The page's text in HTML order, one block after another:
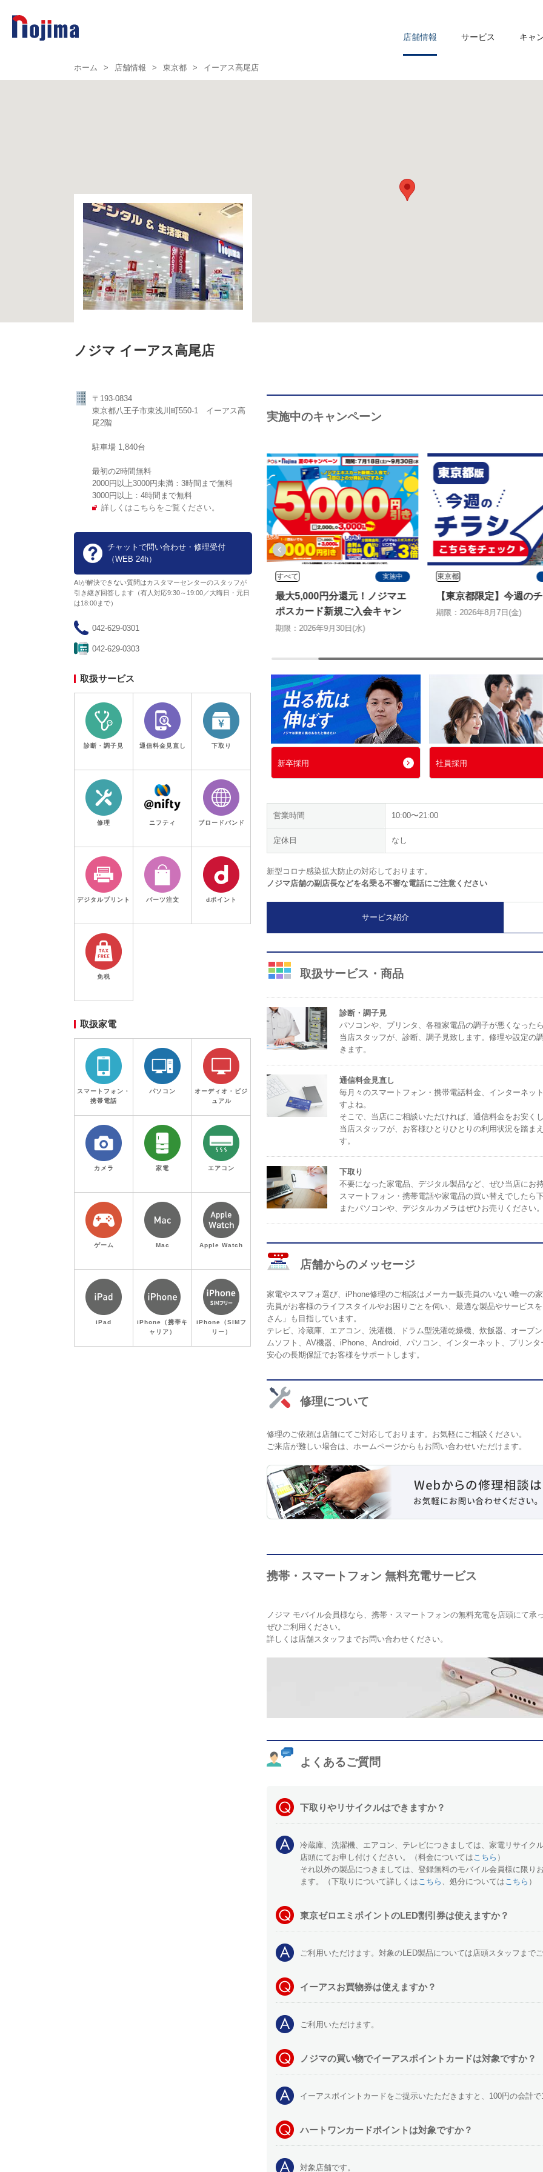
店舗情報 サービス キャ
ホーム > 店舗情報 > 東京都 > イーアス高尾店
ノジマ イーアス高尾店
〒193-0834
東京都八王子市東浅川町550-1 イーアス高
尾2階
駐車場 1,840台
最初の2時間無料
2000円以上3000円未満：3時間まで無料
3000円以上：4時間まで無料
詳しくはこちらをご覧ください。
チャットで問い合わせ・修理受付
（WEB 24h）
AIが解決できない質問はカスタマーセンターのスタッフが
引き継ぎ回答します（有人対応9:30～19:00／大晦日・元日
は18:00まで）
042-629-0301
042-629-0303
取扱サービス
診断・調子見 通信料金見直し 下取り
修理 ニフティ ブロードバンド
デジタルプリント パーツ注文 dポイント
免税
取扱家電
スマートフォン・
携帯電話
パソコン
オーディオ・ビジ
ュアル
カメラ 家電 エアコン
ゲーム Mac Apple Watch
iPad
iPhone（携帯キ
ャリア）
iPhone（SIMフ
リー）
実施中のキャンペーン
東京都 実施中
【東京都民限定】最大8万円割
ノジマ！エアコン拡充開始！
期限：2027年3月31日(水)
すべて 実施中
最大5,000円分還元！ノジマエ
ポスカード新規ご入会キャン
ペーン
期限：2026年9月30日(水)
東京都
【東京都限定】今週の
期限：2026年8月7日(金)
新卒採用 社員採用
営業時間 10:00〜21:00
定休日 なし
新型コロナ感染拡大防止の対応しております。
ノジマ店舗の副店長などを名乗る不審な電話にご注意ください
サービス紹介
取扱サービス・商品
診断・調子見
パソコンや、プリンタ、各種家電品の調子が悪くなった
当店スタッフが、診断、調子見致します。修理や設定の
きます。
通信料金見直し
毎月々のスマートフォン・携帯電話料金、インターネッ
すよね。
そこで、当店にご相談いただければ、通信料金をお安くし
当店スタッフが、お客様ひとりひとりの利用状況を踏ま
す。
下取り
不要になった家電品、デジタル製品など、ぜひ当店にお持
スマートフォン・携帯電話や家電品の買い替えでしたら
またパソコンや、デジタルカメラはぜひお売りください
店舗からのメッセージ
家電やスマフォ選び、iPhone修理のご相談はメーカー販売員のいない唯一の
売員がお客様のライフスタイルやお困りごとを伺い、最適な製品やサービス
さん」も目指しています。
テレビ、冷蔵庫、エアコン、洗濯機、ドラム型洗濯乾燥機、炊飯器、オーブ
ムソフト、AV機器、iPhone、Android、パソコン、インターネット、プリン
安心の長期保証でお客様をサポートします。
修理について
修理のご依頼は店舗にてご対応しております。お気軽にご相談ください。
ご来店が難しい場合は、ホームページからもお問い合わせいただけます。
携帯・スマートフォン 無料充電サービス
ノジマ モバイル会員様なら、携帯・スマートフォンの無料充電を店頭にて承
ぜひご利用ください。
詳しくは店舗スタッフまでお問い合わせください。
よくあるご質問
下取りやリサイクルはできますか？
冷蔵庫、洗濯機、エアコン、テレビにつきましては、家電リサイク
店頭にてお申し付けください。（料金についてはこちら ）
それ以外の製品につきましては、登録無料のモバイル会員様に限り
ます。（下取りについて詳しくはこちら 、処分についてはこちら ）
東京ゼロエミポイントのLED割引券は使えますか？
ご利用いただけます。対象のLED製品については店頭スタッフまでご
イーアスお買物券は使えますか？
ご利用いただけます。
ノジマの買い物でイーアスポイントカードは対象ですか？
イーアスポイントカードをご提示いたただきますと、100円の会計で
ハートワンカードポイントは対象ですか？
対象店舗です。